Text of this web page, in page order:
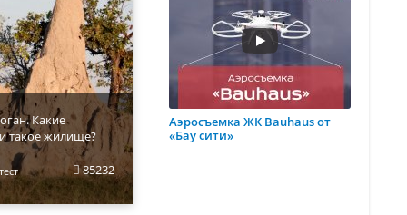
Какие
такое жилище?
85232
Аэросъемка ЖК Bauhaus от
«Бау сити»